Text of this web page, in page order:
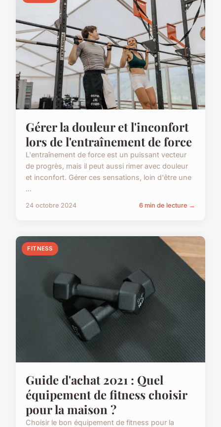
Gérer la douleur et l'inconfort
lors de l'entraînement de force
L'entraînement de force est un puissant vecteur
de progrès, mais il peut aussi rimer avec douleur
et inconfort. Gérer ces sensations, loin d'être une
...
24 octobre 2024 6 min de lecture →
FITNESS
Guide d'achat 2021 : Quel
équipement de fitness choisir
pour la maison ?
Choisir le bon équipement de fitness pour la